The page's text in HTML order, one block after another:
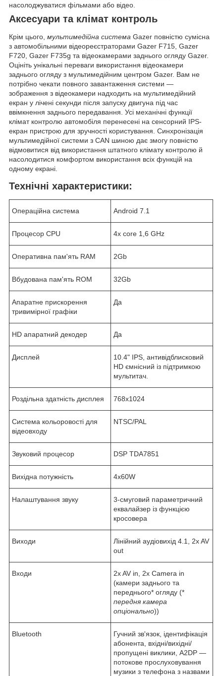
насолоджуватися фільмами або відео.
Аксесуари та клімат контроль
Крім цього, мультимедійна система Gazer повністю сумісна
з автомобільними відеореєстраторами Gazer F715, Gazer
F720 Gazer F735g та відеокамерами заднього огляду Gazer.
Оцініть унікальні переваги використання відеокамери
заднього огляду з мультимедійним центром Gazer. Вам не
потрібно чекати повного завантаження системи —
зображення з відеокамери надходить на мультимедійний
екран у лічені секунди після запуску двигуна під час
ввімкнення заднього передавання. Усі механічні функції
клімат контролю автомобіля перенесені на сенсорний IPS-
екран пристрою для зручності користування. Синхронізація
мультимедійної системи з CAN шиною дає змогу повністю
відмовитися від використання штатного клімату контролю й
насолодитися комфортом використання всіх функцій на
одному екрані.
Технічні характеристики:
Операційна система Android 7.1
Процесор CPU 4x core 1,6 GHz
Оперативна пам'ять RAM 2Gb
Вбудована пам'ять ROM 32Gb
Апаратне прискорення
тривимірної графіки
Да
HD апаратний декодер Да
Дисплей
10.4" IPS, антивідблисковий
HD ємнісний із підтримкою
мультитач.
Роздільна здатність дисплея 768х1024
Система кольоровості для
відеовходу
NTSC/PAL
Звуковий процесор DSP TDA7851
Вихідна потужність 4х60W
Налаштування звуку
3-смуговий параметричний
еквалайзер із функцією
кросовера
Виходи
Лінійний аудіовихід 4.1, 2x AV
out
Входи
2x AV in, 2x Camera in
(камери заднього та
переднього* огляду (*
передня камера
опціонально))
Bluetooth
Гучний зв'язок, ідентифікація
абонента, вхідні/вихідні/
пропущені виклики, A2DP —
потокове прослуховування
музики з телефона з назвами